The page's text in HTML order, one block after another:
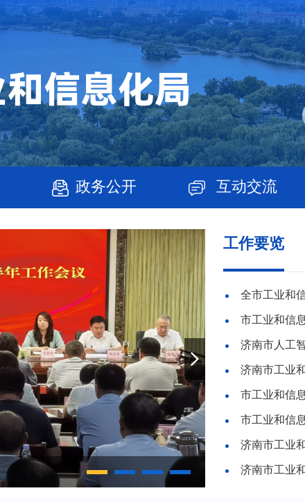
政务公开 互动交流
济南市工业和信
工作要览
全市工业和
济南市工业
济南市工业